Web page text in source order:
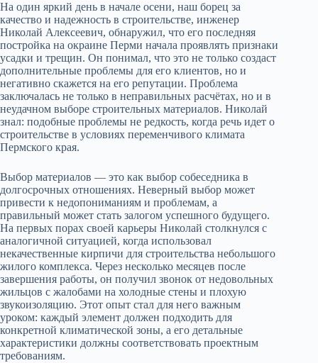
На один яркий день в начале осени, наш борец за
качество и надежность в строительстве, инженер
Николай Алексеевич, обнаружил, что его последняя
постройка на окраине Перми начала проявлять признаки
усадки и трещин. Он понимал, что это не только создаст
дополнительные проблемы для его клиентов, но и
негативно скажется на его репутации. Проблема
заключалась не только в неправильных расчётах, но и в
неудачном выборе строительных материалов. Николай
знал: подобные проблемы не редкость, когда речь идет о
строительстве в условиях переменчивого климата
Пермского края.
Выбор материалов — это как выбор собеседника в
долгосрочных отношениях. Неверный выбор может
привести к недопониманиям и проблемам, а
правильный может стать залогом успешного будущего.
На первых порах своей карьеры Николай столкнулся с
аналогичной ситуацией, когда использовал
некачественные кирпичи для строительства небольшого
жилого комплекса. Через несколько месяцев после
завершения работы, он получил звонок от недовольных
жильцов с жалобами на холодные стены и плохую
звукоизоляцию. Этот опыт стал для него важным
уроком: каждый элемент должен подходить для
конкретной климатической зоны, а его детальные
характеристики должны соответствовать проектным
требованиям.